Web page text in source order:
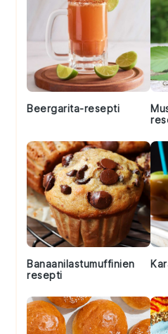
Beergarita-resepti
Banaanilastumuffinien
resepti